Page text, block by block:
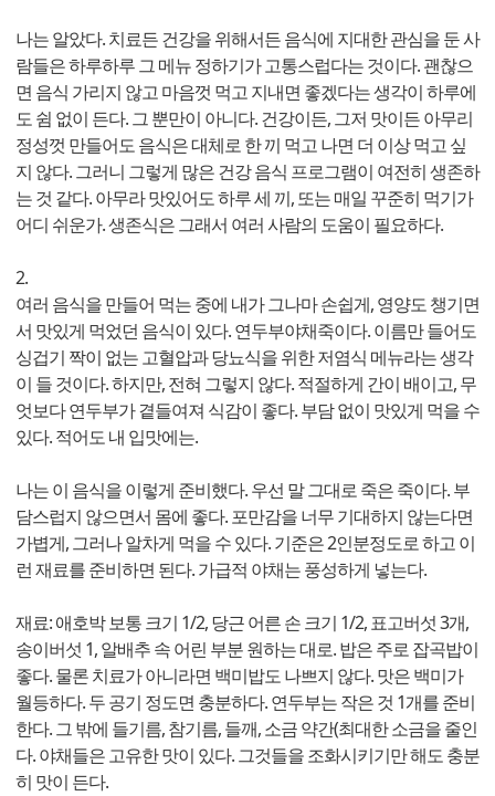
나는 알았다. 치료든 건강을 위해서든 음식에 지대한 관심을 둔 사
람들은 하루하루 그 메뉴 정하기가 고통스럽다는 것이다. 괜찮으
면 음식 가리지 않고 마음껏 먹고 지내면 좋겠다는 생각이 하루에
도 쉼 없이 든다. 그 뿐만이 아니다. 건강이든, 그저 맛이든 아무리
정성껏 만들어도 음식은 대체로 한 끼 먹고 나면 더 이상 먹고 싶
지 않다. 그러니 그렇게 많은 건강 음식 프로그램이 여전히 생존하
는 것 같다. 아무라 맛있어도 하루 세 끼, 또는 매일 꾸준히 먹기가
어디 쉬운가. 생존식은 그래서 여러 사람의 도움이 필요하다.
2.
여러 음식을 만들어 먹는 중에 내가 그나마 손쉽게, 영양도 챙기면
서 맛있게 먹었던 음식이 있다. 연두부야채죽이다. 이름만 들어도
싱겁기 짝이 없는 고혈압과 당뇨식을 위한 저염식 메뉴라는 생각
이 들 것이다. 하지만, 전혀 그렇지 않다. 적절하게 간이 배이고, 무
엇보다 연두부가 곁들여져 식감이 좋다. 부담 없이 맛있게 먹을 수
있다. 적어도 내 입맛에는.
나는 이 음식을 이렇게 준비했다. 우선 말 그대로 죽은 죽이다. 부
담스럽지 않으면서 몸에 좋다. 포만감을 너무 기대하지 않는다면
가볍게, 그러나 알차게 먹을 수 있다. 기준은 2인분정도로 하고 이
런 재료를 준비하면 된다. 가급적 야채는 풍성하게 넣는다.
재료: 애호박 보통 크기 1/2, 당근 어른 손 크기 1/2, 표고버섯 3개,
송이버섯 1, 알배추 속 어린 부분 원하는 대로. 밥은 주로 잡곡밥이
좋다. 물론 치료가 아니라면 백미밥도 나쁘지 않다. 맛은 백미가
월등하다. 두 공기 정도면 충분하다. 연두부는 작은 것 1개를 준비
한다. 그 밖에 들기름, 참기름, 들깨, 소금 약간(최대한 소금을 줄인
다. 야채들은 고유한 맛이 있다. 그것들을 조화시키기만 해도 충분
히 맛이 든다.